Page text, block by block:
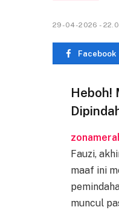
29-04-2026 -
Facebook
Heboh!
Fauzi,
maaf ini
muncul